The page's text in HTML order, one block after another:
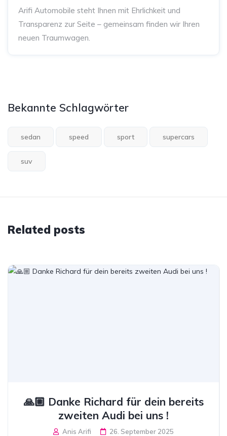
Arifi Automobile steht Ihnen mit Ehrlichkeit und
Transparenz zur Seite – gemeinsam finden wir Ihren
neuen Traumwagen.
Bekannte Schlagwörter
sedan speed sport supercars
suv
Related posts
🙏🏼 Danke Richard für dein bereits
zweiten Audi bei uns !
Anis Arifi 26. September 2025